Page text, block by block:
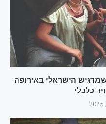
הישראלי באירופה
כלכלי